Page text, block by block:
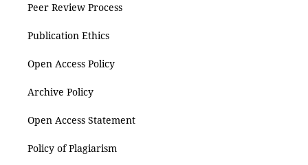
Peer Review Process
Publication Ethics
Open Access Policy
Archive Policy
Open Access Statement
Policy of Plagiarism